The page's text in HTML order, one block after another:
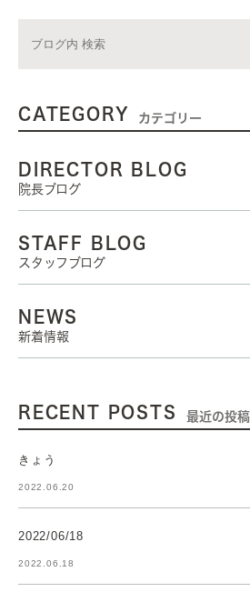
CATEGORY カテゴリー
DIRECTOR BLOG
院長ブログ
STAFF BLOG
スタッフブログ
NEWS
新着情報
RECENT POSTS 最近の投稿
きょう
2022.06.20
2022/06/18
2022.06.18